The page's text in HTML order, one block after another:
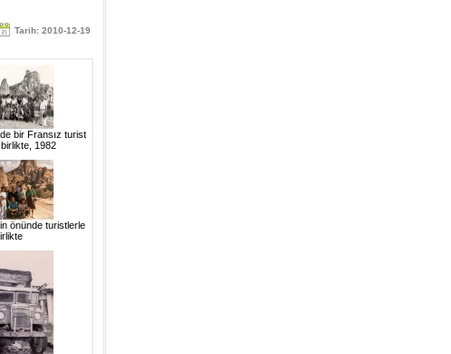
Tarih: 2010-12-19
bir Fransız turist
1982
önünde turistlerle